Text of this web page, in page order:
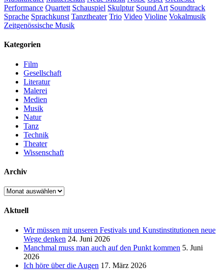
Performance Quartett Schauspiel Skulptur Sound Art Soundtrack
Sprache Sprachkunst Tanztheater Trio Video Violine Vokalmusik
Zeitgenössische Musik
Kategorien
Film
Gesellschaft
Literatur
Malerei
Medien
Musik
Natur
Tanz
Technik
Theater
Wissenschaft
Archiv
Archiv
Aktuell
Wir müssen mit unseren Festivals und Kunstinstitutionen neue
Wege denken 24. Juni 2026
Manchmal muss man auch auf den Punkt kommen 5. Juni
2026
Ich höre über die Augen 17. März 2026